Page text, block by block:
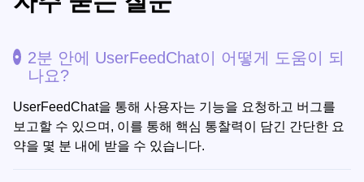
2분 안에 UserFeedChat이 어떻게 도움이 되
나요?
UserFeedChat을 통해 사용자는 기능을 요청하고 버그를
보고할 수 있으며, 이를 통해 핵심 통찰력이 담긴 간단한 요
약을 몇 분 내에 받을 수 있습니다.